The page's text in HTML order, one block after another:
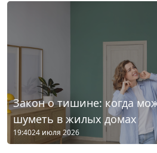
Закон о тишине: когда
шуметь в жилых домах
19:4024 июля 2026